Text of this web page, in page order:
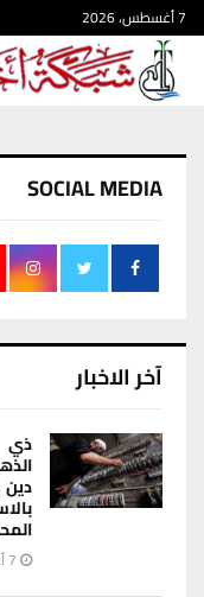
7 أغسطس، 2026
SOCIAL MEDIA
آخر الاخبار
ذي
7 أغسطس، 2026